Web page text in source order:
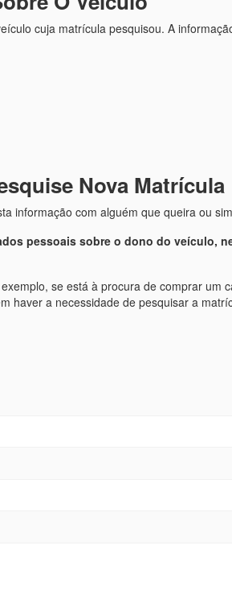
cuja matrícula pesquisou. A
Nova Matrícula
informação com alguém que queira ou
pessoais sobre o dono do veículo,
se está à procura de comprar um
haver a necessidade de pesquisar a